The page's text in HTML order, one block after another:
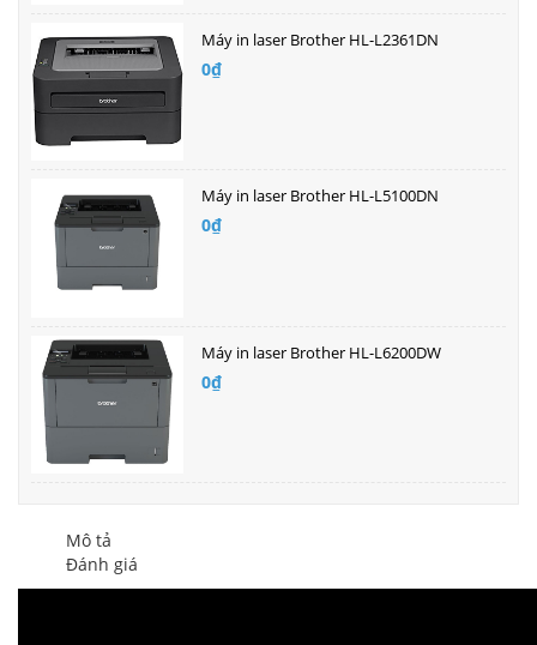
Máy in laser Brother HL-L2361DN
0₫
Máy in laser Brother HL-L5100DN
0₫
Máy in laser Brother HL-L6200DW
0₫
Mô tả
Đánh giá